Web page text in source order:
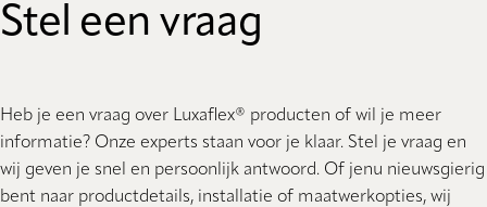
Stel een vraag
Heb je een vraag over Luxaflex® producten of wil je meer
informatie? Onze experts staan ​​voor je klaar. Stel je vraag en
wij geven je snel en persoonlijk antwoord. Of jenu nieuwsgierig
bent naar productdetails, installatie of maatwerkopties, wij